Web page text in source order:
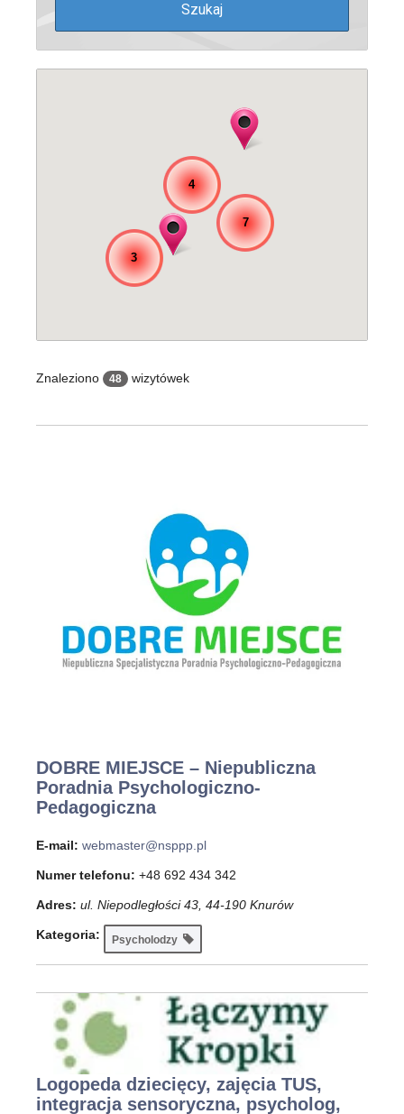
7
4
3
Znaleziono 48 wizytówek
DOBRE MIEJSCE – Niepubliczna
Poradnia Psychologiczno-
Pedagogiczna
E-mail: webmaster@nsppp.pl
Numer telefonu: +48 692 434 342
Adres: ul. Niepodległości 43, 44-190 Knurów
Kategoria: Psycholodzy
Logopeda dziecięcy, zajęcia TUS,
integracja sensoryczna, psycholog,